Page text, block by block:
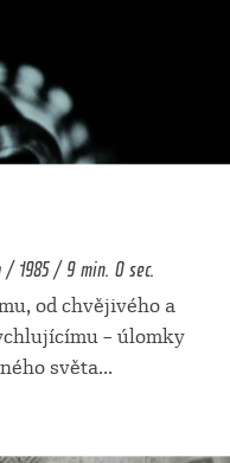
1985 / 9 min. 0 sec.
od chvějivého a
– úlomky
světa...